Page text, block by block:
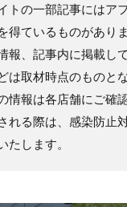
トの一部記事にはア
得ているものがありま
報、記事内に掲載し
は取材時点のものと
情報は各店舗にご確認
れる際は、感染防止
たします。